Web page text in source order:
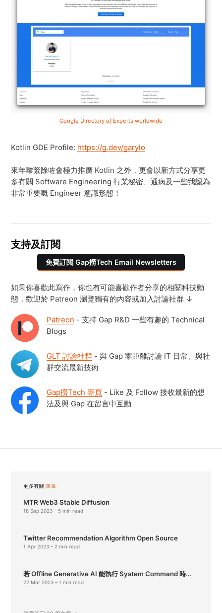
Google Directory of Experts worldwide
Kotlin GDE Profile: https://g.dev/garylo
來年嚟緊除咗會極力推廣 Kotlin 之外，更會以新方式分享更
多有關 Software Engineering 行業秘密、通病及一些我認為
非常重要嘅 Engineer 意識形態！
支持及訂閱
免費訂閱 Gap撈Tech Email Newsletters
如果你喜歡此寫作，你也有可能喜歡作者分享的相關科技動
態，歡迎於 Patreon 瀏覽獨有的內容或加入討論社群 ↓
Patreon - 支持 Gap R&D 一些有趣的 Technical
Blogs
GLT 討論社群 - 與 Gap 零距離討論 IT 日常、與社
群交流最新技術
Gap撈Tech 專頁 - Like 及 Follow 接收最新的想
法及與 Gap 在留言中互動
更多有關 隨筆
MTR Web3 Stable Diffusion
18 Sep 2023 – 5 min read
Twitter Recommendation Algorithm Open Source
1 Apr 2023 – 2 min read
若 Offline Generative AI 能執行 System Command 時...
22 Mar 2023 – 1 min read